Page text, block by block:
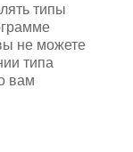
типы
не можете
типа
вам